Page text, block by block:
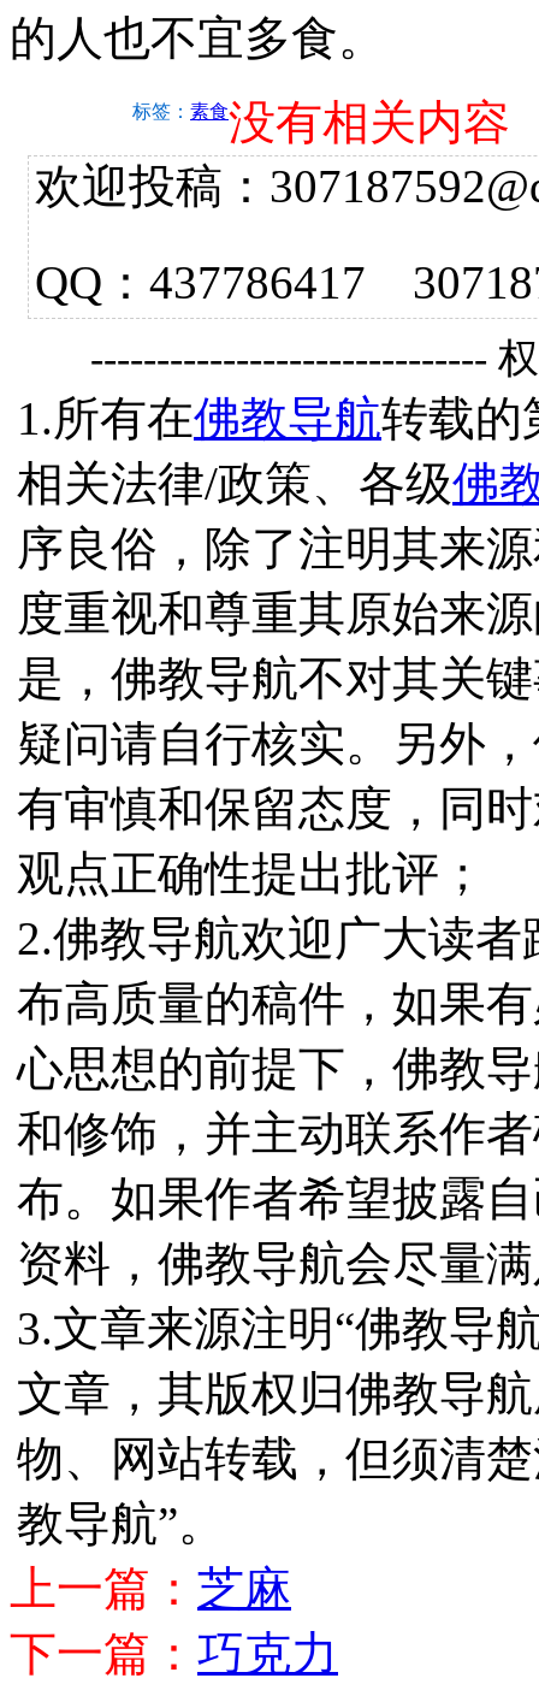
的人也不宜多食。
标签： 素食没有相关内容
欢迎投稿：
QQ：437786417
------------------------------
1.所有在佛教导航转载的
相关法律/政策、各级佛
序良俗，除了注明其来
度重视和尊重其原始来
是，佛教导航不对其关
疑问请自行核实。另外
有审慎和保留态度，同
观点正确性提出批评；
2.佛教导航欢迎广大读
布高质量的稿件，如果
心思想的前提下，佛教
和修饰，并主动联系作
布。如果作者希望披露
资料，佛教导航会尽量
3.文章来源注明“佛教导
文章，其版权归佛教导
物、网站转载，但须清
教导航”。
上一篇： 芝麻
下一篇： 巧克力